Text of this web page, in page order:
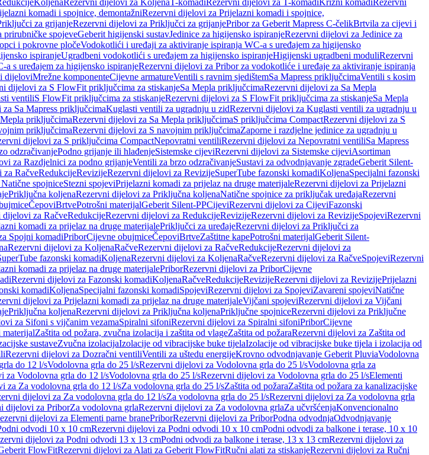
KoljenaRezervni dijelovi za KoljenaT-komadiRezervni dijelovi za T-komadiKrižni komadiRezervni
komadi i spojnice, demontažniRezervni dijelovi za Prijelazni komadi i spojnice,
za grijanjeRezervni dijelovi za Priključci za grijanjePribor za Geberit Mapress C-čelikBrtvila za cijevi i
prirubničke spojeveGeberit higijenski sustavJedinice za higijensko ispiranjeRezervni dijelovi za Jedinice za
i pokrovne pločeVodokotlići i uređaji za aktiviranje ispiranja WC-a s uređajem za higijensko
ispiranjeUgradbeni vodokotlići s uređajem za higijensko ispiranjeHigijenski ugradbeni moduliRezervni
s uređajem za higijensko ispiranjeRezervni dijelovi za Pribor za vodokotliće i uređaje za aktiviranje ispiranja
dijeloviMrežne komponenteCijevne armatureVentili s ravnim sjedištemSa Mapress priključcimaVentili s kosim
dijelovi za S FlowFit priključcima za stiskanjeSa Mepla priključcimaRezervni dijelovi za Sa Mepla
ventiliS FlowFit priključcima za stiskanjeRezervni dijelovi za S FlowFit priključcima za stiskanjeSa Mepla
Sa Mapress priključcimaKuglasti ventili za ugradnju u zidRezervni dijelovi za Kuglasti ventili za ugradnju u
priključcimaRezervni dijelovi za Sa Mepla priključcimaS priključcima CompactRezervni dijelovi za S
priključcimaRezervni dijelovi za S navojnim priključcimaZaporne i razdjelne jedinice za ugradnju u
dijelovi za S priključcima CompactNepovratni ventiliRezervni dijelovi za Nepovratni ventiliSa Mapress
odzračivanjePodno grijanje ili hlađenjeSistemske cijeviRezervni dijelovi za Sistemske cijeviAsortiman
za Razdjelnici za podno grijanjeVentili za brzo odzračivanjeSustavi za odvodnjavanje zgradeGeberit Silent-
za RačveRedukcijeRevizijeRezervni dijelovi za RevizijeSuperTube fazonski komadiKoljenaSpecijalni fazonski
spojniceStezni spojeviPrijelazni komadi za prijelaz na druge materijaleRezervni dijelovi za Prijelazni
Priključna koljenaRezervni dijelovi za Priključna koljenaNatične spojnice za priključak uređajaRezervni
ČepoviBrtvePotrošni materijalGeberit Silent-PPCijeviRezervni dijelovi za CijeviFazonski
dijelovi za RačveRedukcijeRezervni dijelovi za RedukcijeRevizijeRezervni dijelovi za RevizijeSpojeviRezervni
komadi za prijelaz na druge materijalePriključci za uređajeRezervni dijelovi za Priključci za
Spojni komadiPriborCijevne obujmiceČepoviBrtveZaštitne kapePotrošni materijalGeberit Silent-
Rezervni dijelovi za KoljenaRačveRezervni dijelovi za RačveRedukcijeRezervni dijelovi za
fazonski komadiKoljenaRezervni dijelovi za KoljenaRačveRezervni dijelovi za RačveSpojeviRezervni
komadi za prijelaz na druge materijalePriborRezervni dijelovi za PriborCijevne
Rezervni dijelovi za Fazonski komadiKoljenaRačveRedukcijeRevizijeRezervni dijelovi za RevizijePrijelazni
komadiKoljenaSpecijalni fazonski komadiSpojeviRezervni dijelovi za SpojeviZavareni spojeviNatične
dijelovi za Prijelazni komadi za prijelaz na druge materijaleVijčani spojeviRezervni dijelovi za Vijčani
Priključna koljenaRezervni dijelovi za Priključna koljenaPriključne spojniceRezervni dijelovi za Priključne
za Sifoni s vijčanim vezamaSpiralni sifoniRezervni dijelovi za Spiralni sifoniPriborCijevne
materijalZaštita od požara, zvučna izolacija i zaštita od vlageZaštita od požaraRezervni dijelovi za Zaštita od
sustaveZvučna izolacijaIzolacije od vibracijske buke tijelaIzolacije od vibracijske buke tijela i izolacija od
Rezervni dijelovi za Dozračni ventiliVentili za uštedu energijeKrovno odvodnjavanje Geberit PluviaVodolovna
do 12 l/sVodolovna grla do 25 l/sRezervni dijelovi za Vodolovna grla do 25 l/sVodolovna grla za
za Vodolovna grla do 12 l/sVodolovna grla do 25 l/sRezervni dijelovi za Vodolovna grla do 25 l/sElementi
za Za vodolovna grla do 12 l/sZa vodolovna grla do 25 l/sZaštita od požaraZaštita od požara za kanalizacijske
dijelovi za Za vodolovna grla do 12 l/sZa vodolovna grla do 25 l/sRezervni dijelovi za Za vodolovna grla
dijelovi za PriborZa vodolovna grlaRezervni dijelovi za Za vodolovna grlaZa učvršćenjaKonvencionalno
dijelovi za Elementi parne branePriborRezervni dijelovi za PriborPodna odvodnjaOdvodnjavanje
odvodi 10 x 10 cmRezervni dijelovi za Podni odvodi 10 x 10 cmPodni odvodi za balkone i terase, 10 x 10
dijelovi za Podni odvodi 13 x 13 cmPodni odvodi za balkone i terase, 13 x 13 cmRezervni dijelovi za
FlowFitRezervni dijelovi za Alati za Geberit FlowFitRučni alati za stiskanjeRezervni dijelovi za Ručni